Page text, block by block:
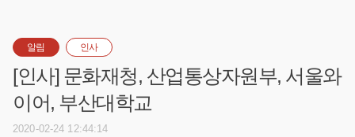
알림 인사
[인사] 문화재청, 산업통상자원부, 서울와
이어, 부산대학교
2020-02-24 12:44:14